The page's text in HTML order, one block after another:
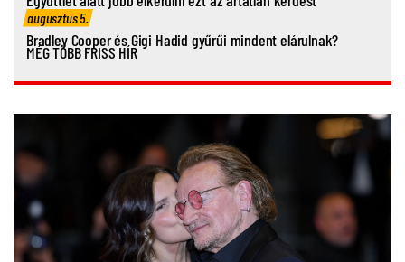
augusztus 5.
Bradley Cooper és Gigi Hadid gyűrűi mindent elárulnak?
MÉG TÖBB FRISS HÍR